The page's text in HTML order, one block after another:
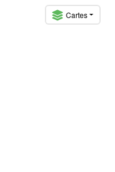
Cartes